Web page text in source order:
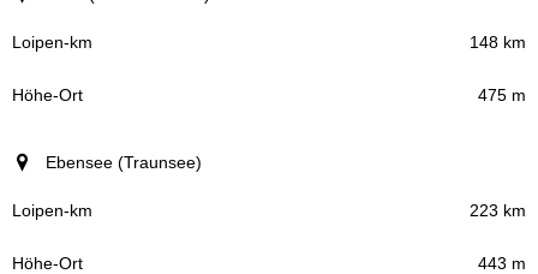
148 km
475 m
Ebensee (Traunsee)
223 km
443 m